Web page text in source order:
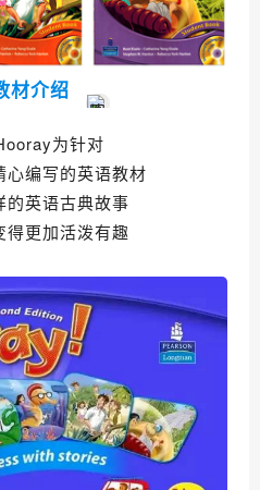
材介绍
为针对
心编写的英语教材
的英语古典故事
得更加活泼有趣